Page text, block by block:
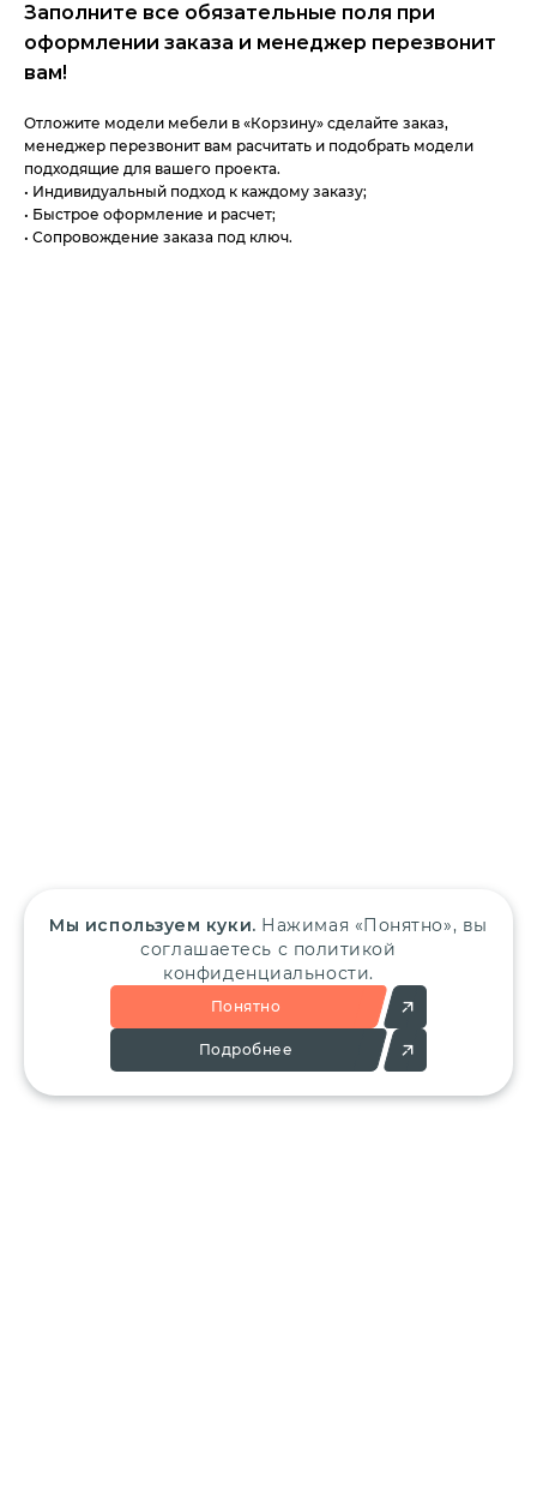
Заполните все обязательные поля при
оформлении заказа и менеджер перезвонит
вам!
Отложите модели мебели в «Корзину» сделайте заказ,
менеджер перезвонит вам расчитать и подобрать модели
подходящие для вашего проекта.
• Индивидуальный подход к каждому заказу;
• Быстрое оформление и расчет;
• Сопровождение заказа под ключ.
Мы используем куки. Нажимая «Понятно», вы
соглашаетесь с политикой
конфиденциальности.
Понятно
Подробнее